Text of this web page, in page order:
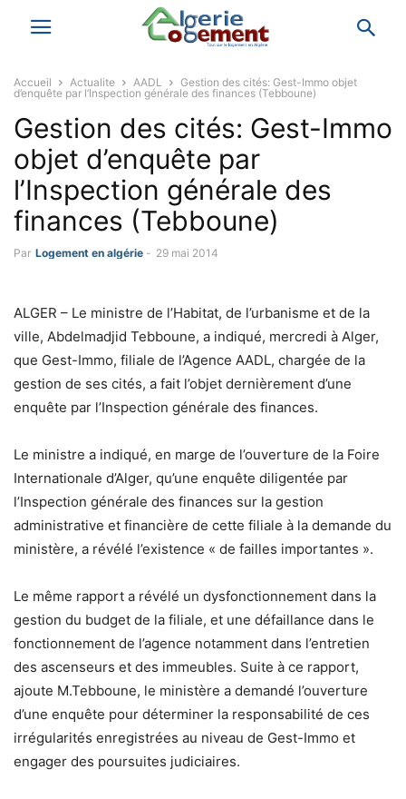
Accueil Actualite AADL
Gestion des cités: Gest-Immo objet
d’enquête par l’Inspection générale des finances (Tebboune)
Gestion des cités: Gest-Immo
objet d’enquête par
l’Inspection générale des
finances (Tebboune)
Par Logement en algérie - 29 mai 2014
ALGER – Le ministre de l’Habitat, de l’urbanisme et de la
ville, Abdelmadjid Tebboune, a indiqué, mercredi à Alger,
que Gest-Immo, filiale de l’Agence AADL, chargée de la
gestion de ses cités, a fait l’objet dernièrement d’une
enquête par l’Inspection générale des finances.
Le ministre a indiqué, en marge de l’ouverture de la Foire
Internationale d’Alger, qu’une enquête diligentée par
l’Inspection générale des finances sur la gestion
administrative et financière de cette filiale à la demande du
ministère, a révélé l’existence « de failles importantes ».
Le même rapport a révélé un dysfonctionnement dans la
gestion du budget de la filiale, et une défaillance dans le
fonctionnement de l’agence notamment dans l’entretien
des ascenseurs et des immeubles. Suite à ce rapport,
ajoute M.Tebboune, le ministère a demandé l’ouverture
d’une enquête pour déterminer la responsabilité de ces
irrégularités enregistrées au niveau de Gest-Immo et
engager des poursuites judiciaires.